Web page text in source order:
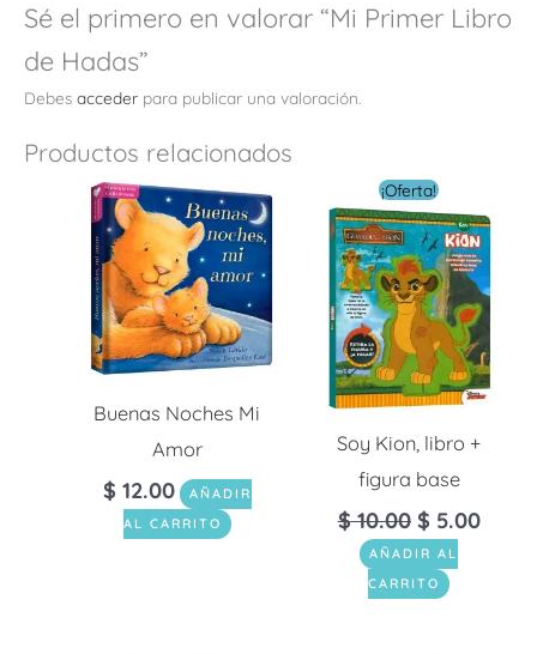
Sé el primero en valorar “Mi Primer Libro
de Hadas”
Debes acceder para publicar una valoración.
Productos relacionados
Buenas Noches Mi
Amor
$ 12.00
AÑADIR
AL CARRITO
¡Oferta!
Soy Kion, libro +
figura base
$10.00
El
precio
original
era:
$ 10.00.
$ 5.00
es:
$
AÑADIR AL
CARRITO